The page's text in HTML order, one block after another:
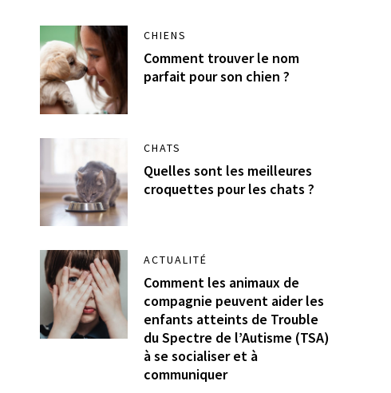
CHIENS
Comment trouver le nom
parfait pour son chien ?
CHATS
Quelles sont les meilleures
croquettes pour les chats ?
ACTUALITÉ
Comment les animaux de
compagnie peuvent aider les
enfants atteints de Trouble
du Spectre de l’Autisme (TSA)
à se socialiser et à
communiquer